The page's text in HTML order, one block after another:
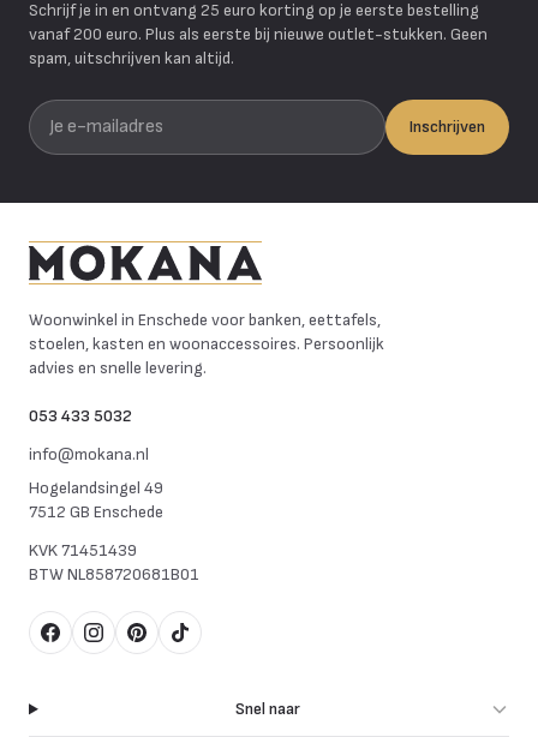
Schrijf je in en ontvang 25 euro korting op je eerste bestelling
vanaf 200 euro. Plus als eerste bij nieuwe outlet-stukken. Geen
spam, uitschrijven kan altijd.
Je e-mailadres
Inschrijven
Woonwinkel in Enschede voor banken, eettafels,
stoelen, kasten en woonaccessoires. Persoonlijk
advies en snelle levering.
053 433 5032
info@mokana.nl
Hogelandsingel 49
7512 GB Enschede
KVK71451439
BTWNL858720681B01
FacebookInstagram
Pinterest
TikTok
Snel naar